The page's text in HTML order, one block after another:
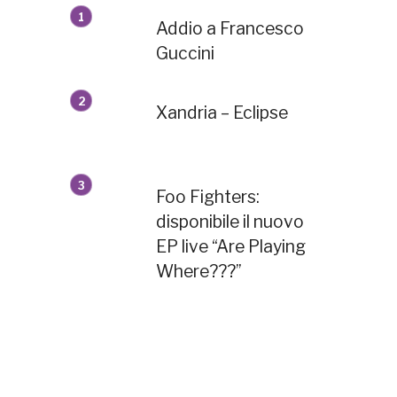
Addio a Francesco
Guccini
Xandria – Eclipse
Foo Fighters:
disponibile il nuovo
EP live “Are Playing
Where???”